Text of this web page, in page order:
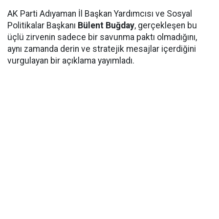
AK Parti Adıyaman İl Başkan Yardımcısı ve Sosyal
Politikalar Başkanı Bülent Buğday, gerçekleşen bu
üçlü zirvenin sadece bir savunma paktı olmadığını,
aynı zamanda derin ve stratejik mesajlar içerdiğini
vurgulayan bir açıklama yayımladı.